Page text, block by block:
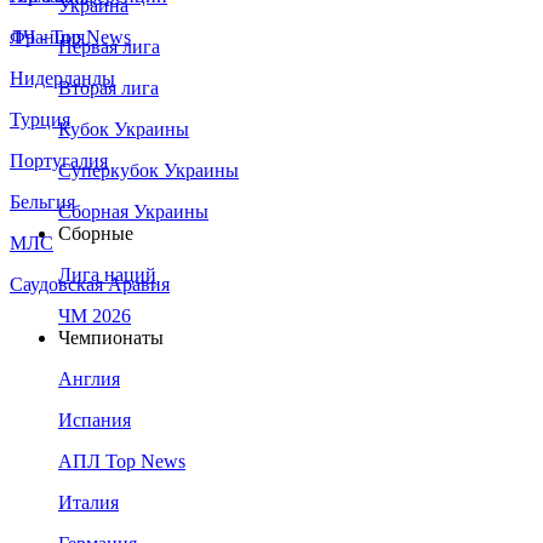
Франция
Нидерланды
Турция
Португалия
Бельгия
МЛС
Саудовская Аравия
ЛЧ - Top News
Украина
Первая лига
Вторая лига
Кубок Украины
Суперкубок Украины
Сборная Украины
Сборные
Лига наций
ЧМ 2026
Чемпионаты
Англия
Испания
АПЛ Top News
Италия